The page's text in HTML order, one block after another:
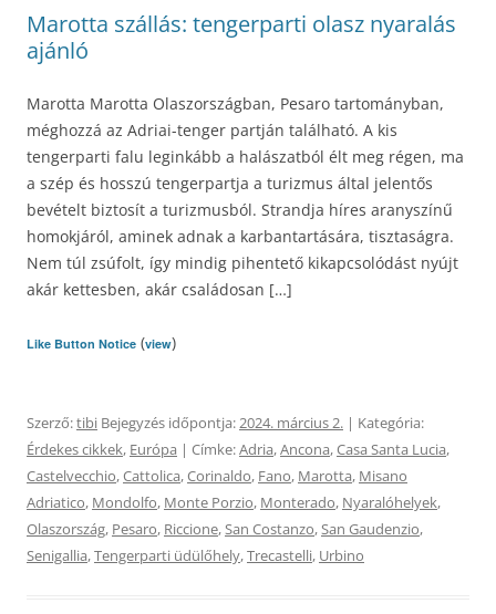
Marotta szállás: tengerparti olasz nyaralás
ajánló
Marotta Marotta Olaszországban, Pesaro tartományban,
méghozzá az Adriai-tenger partján található. A kis
tengerparti falu leginkább a halászatból élt meg régen, ma
a szép és hosszú tengerpartja a turizmus által jelentős
bevételt biztosít a turizmusból. Strandja híres aranyszínű
homokjáról, aminek adnak a karbantartására, tisztaságra.
Nem túl zsúfolt, így mindig pihentető kikapcsolódást nyújt
akár kettesben, akár családosan […]
Like Button Notice (view)
Szerző:tibi Bejegyzés időpontja:2024. március 2. | Kategória:
Érdekes cikkek, Európa | Címke:Adria,Ancona,Casa Santa Lucia,
Castelvecchio,Cattolica,Corinaldo, Fano, Marotta, Misano
Adriatico, Mondolfo, Monte Porzio, Monterado, Nyaralóhelyek,
Olaszország, Pesaro, Riccione,San Costanzo,San Gaudenzio,
Senigallia,Tengerparti üdülőhely,Trecastelli, Urbino